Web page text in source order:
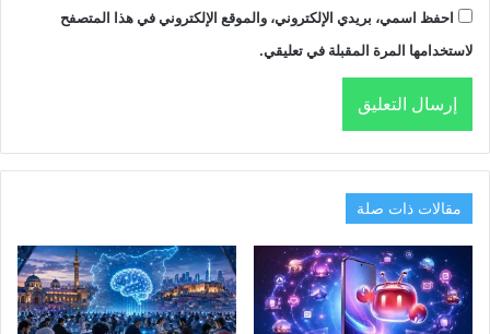
احفظ اسمي، بريدي الإلكتروني، والموقع الإلكتروني في هذا المتصفح
لاستخدامها المرة المقبلة في تعليقي.
مقالات ذات صلة